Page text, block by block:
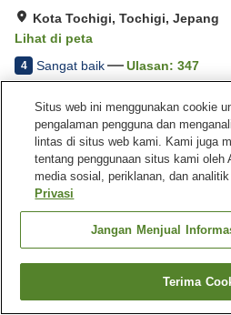
Kota Tochigi, Tochigi, Jepang
Lihat di peta
4 Sangat baik Ulasan: 347
Fasilitas properti
Tempat parkir
Spa / Salon kecantikan
Jepang Tochigi
Kota
Hotel Sunroute Tochigi
Cari
Situs web ini menggunakan cookie
pengalaman pengguna dan
lintas di situs web kami. Kami juga
tentang penggunaan situs kami oleh
media sosial, periklanan, dan
Privasi
Jangan Menjual
Terima